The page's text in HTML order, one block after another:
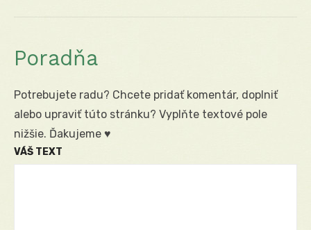
Poradňa
Potrebujete radu? Chcete pridať komentár, doplniť
alebo upraviť túto stránku? Vyplňte textové pole
nižšie. Ďakujeme ♥
VÁŠ TEXT